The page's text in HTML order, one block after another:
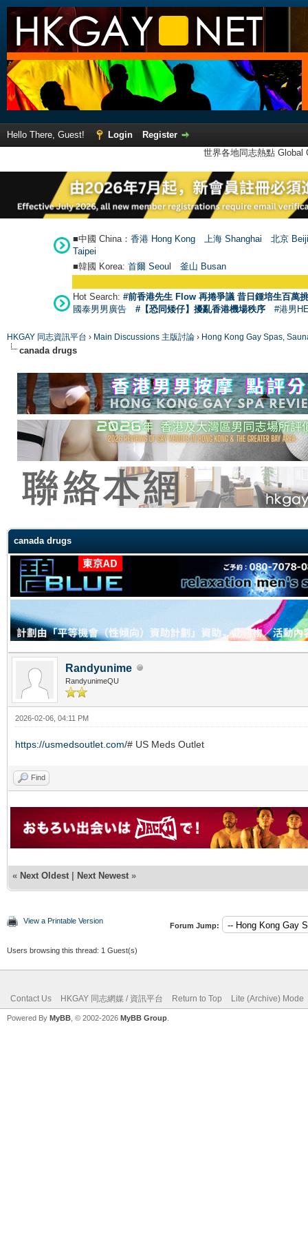
Hello There, Guest! Login
Register
世界各地同志熱點
■中國 China： 香港 Hong Kong 上海 Shanghai
北京
Taipei
■韓國 Korea: 首爾 Seoul 釜山 Busan
Hot Search: #前香港先生 Flow 再捲爭議 昔日鍾培生百萬
國泰男男廣告
#【恐同矮仔】擾亂香港機場秩序 #港男
HKGAY 同志資訊平台 › Main Discussions 主版討論 › Hong Kong Gay Spas,
canada drugs
canada drugs
Randyunime
RandyunimeQU
2026-02-06, 04:11 PM
https://usmedsoutlet.com/# US Meds Outlet
Find
« Next Oldest | Next Newest »
View a Printable Version
Forum Jump:
Users browsing this thread: 1 Guest(s)
Contact Us HKGAY 同志網媒 / 資訊平台 Return to Top Lite (Archive) Mode
Powered By MyBB , © 2002-2026 MyBB Group